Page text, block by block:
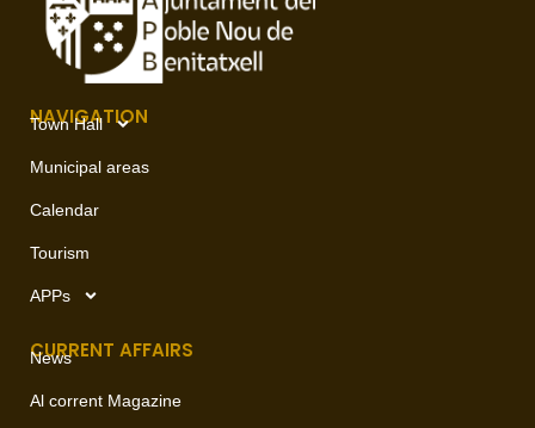
NAVIGATION
Town Hall
Municipal areas
Calendar
Tourism
APPs
CURRENT AFFAIRS
News
Al corrent Magazine